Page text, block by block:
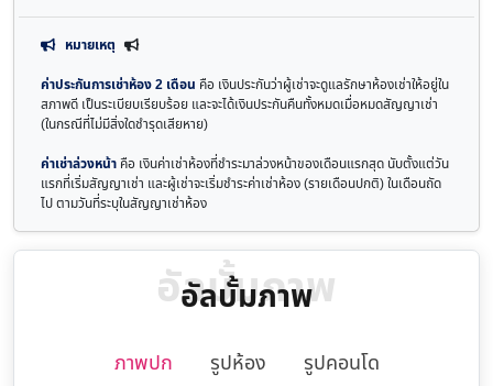
หมายเหตุ
ค่าประกันการเช่าห้อง 2 เดือน คือ เงินประกันว่าผู้เช่าจะดูแลรักษาห้องเช่าให้อยู่ใน
สภาพดี เป็นระเบียบเรียบร้อย และจะได้เงินประกันคืนทั้งหมดเมื่อหมดสัญญาเช่า
(ในกรณีที่ไม่มีสิ่งใดชำรุดเสียหาย)
ค่าเช่าล่วงหน้า คือ เงินค่าเช่าห้องที่ชำระมาล่วงหน้าของเดือนแรกสุด นับตั้งแต่วัน
แรกที่เริ่มสัญญาเช่า และผู้เช่าจะเริ่มชำระค่าเช่าห้อง (รายเดือนปกติ) ในเดือนถัด
ไป ตามวันที่ระบุในสัญญาเช่าห้อง
อัลบั้มภาพ
อัลบั้มภาพ
ภาพปก รูปห้อง รูปคอนโด